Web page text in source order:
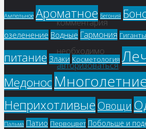
отправки
комментария
вам
необходимо
авторизоваться.
Ампельное Ароматное Бегония
озеленение Водные Гармония
питание Злаки Косметология
Медонос
Неприхотливые Овощи
Пальма Патио Первоцвет Побольше и